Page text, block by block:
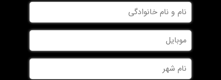
نام
و
نام
خانوادگی
موبایل
نام
شهر